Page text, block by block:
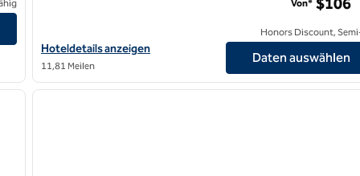
Hoteldetails für das Hilton Garden Inn San Francisco Airport
Hoteldetails anzeigen
11,81 Meilen
Von*
Honors Discount,
Daten auswählen
nächstes Bild
1
1 von 12